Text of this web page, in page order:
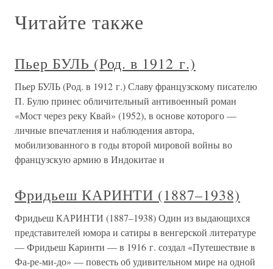
Читайте также
Пьер БУЛЬ (Род. в 1912 г.)
Пьер БУЛЬ (Род. в 1912 г.) Славу французскому писателю
П. Булю принес обличительный антивоенный роман
«Мост через реку Квай» (1952), в основе которого —
личные впечатления и наблюдения автора,
мобилизованного в годы второй мировой войны во
французскую армию в Индокитае и
Фридьеш КАРИНТИ (1887–1938)
Фридьеш КАРИНТИ (1887–1938) Один из выдающихся
представителей юмора и сатиры в венгерской литературе
— Фридьеш Каринти — в 1916 г. создал «Путешествие в
Фа-ре-ми-до» — повесть об удивительном мире на одной